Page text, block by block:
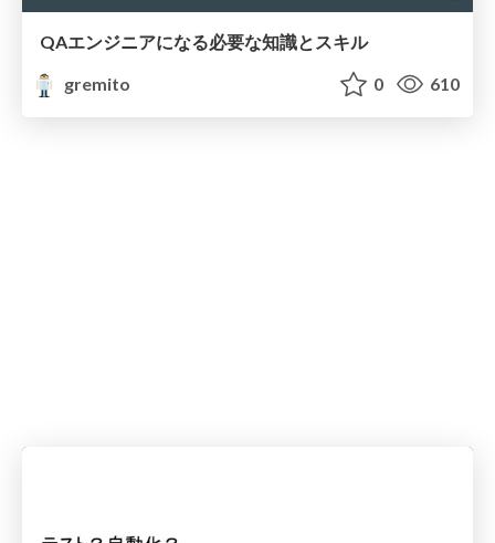
QAエンジニアになる必要な知識とスキル
gremito
0 610